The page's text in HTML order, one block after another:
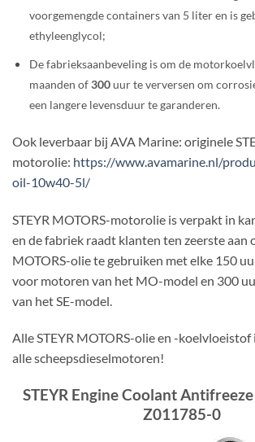
voorgemengde containers van 5 liter en is
ethyleenglycol;
De fabrieksaanbeveling is om de
maanden of300uur te verversen om
een langere levensduur te garanderen.
Ook leverbaar bij AVA Marine: originele
motorolie: https://www.avamarine.nl/
oil-10w40-5l/
STEYR MOTORS-motorolie is verpakt in
en de fabriek raadt klanten ten zeerste aan
MOTORS-olie te gebruiken met elke 150
voor motoren van het MO-model en 300
van het SE-model.
Alle STEYR MOTORS-olie en -
alle scheepsdieselmotoren!
STEYR Engine Coolant
Z011785-0